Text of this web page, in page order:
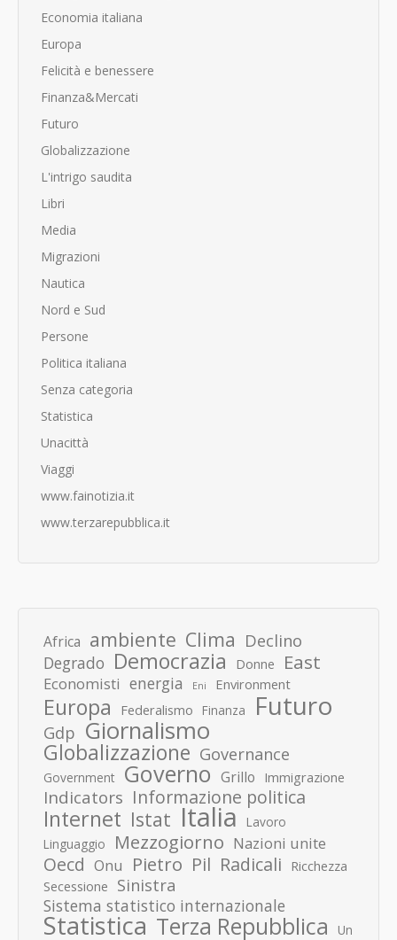
Economia italiana
Europa
Felicità e benessere
Finanza&Mercati
Futuro
Globalizzazione
L'intrigo saudita
Libri
Media
Migrazioni
Nautica
Nord e Sud
Persone
Politica italiana
Senza categoria
Statistica
Unacittà
Viaggi
www.fainotizia.it
www.terzarepubblica.it
Africa ambiente Clima Declino
Degrado Democrazia Donne East
Economisti energia Eni Environment
Europa Federalismo Finanza Futuro
Gdp Giornalismo
Globalizzazione Governance
Government Governo Grillo Immigrazione
Indicators Informazione politica
Internet Istat Italia
Lavoro
Linguaggio
Mezzogiorno Nazioni unite
Oecd Onu Pietro Pil Radicali Ricchezza
Secessione Sinistra
Sistema statistico internazionale
Statistica Terza Repubblica Un